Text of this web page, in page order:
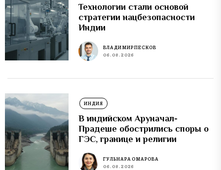
Технологии стали основой
стратегии нацбезопасности
Индии
ВЛАДИМИР ПЕСКОВ
06.08.2026
ИНДИЯ
В индийском Аруначал-
Прадеше обострились споры о
ГЭС, границе и религии
ГУЛЬНАРА ОМАРОВА
06.08.2026